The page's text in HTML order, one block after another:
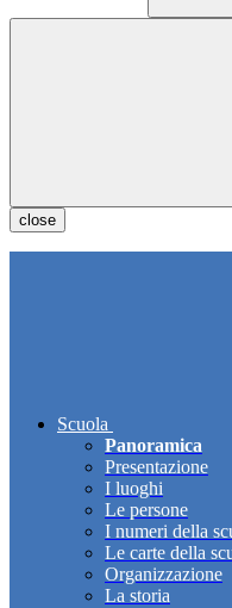
close
Scuola
Panoramica
Presentazione
I luoghi
Le persone
I numeri della
Le carte della
Organizzazione
La storia